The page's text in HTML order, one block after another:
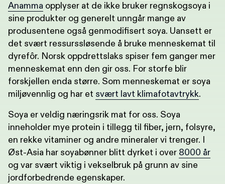
Anamma opplyser at de ikke bruker regnskogsoya i
sine produkter og generelt unngår mange av
produsentene også genmodifisert soya. Uansett er
det svært ressurssløsende å bruke menneskemat til
dyrefôr. Norsk oppdrettslaks spiser fem ganger mer
menneskemat enn den gir oss. For storfe blir
forskjellen enda større. Som menneskemat er soya
miljøvennlig og har et svært lavt klimafotavtrykk.
Soya er veldig næringsrik mat for oss. Soya
inneholder mye protein i tillegg til fiber, jern, folsyre,
en rekke vitaminer og andre mineraler vi trenger. I
Øst-Asia har soyabønner blitt dyrket i over 8000 år
og var svært viktig i vekselbruk på grunn av sine
jordforbedrende egenskaper.